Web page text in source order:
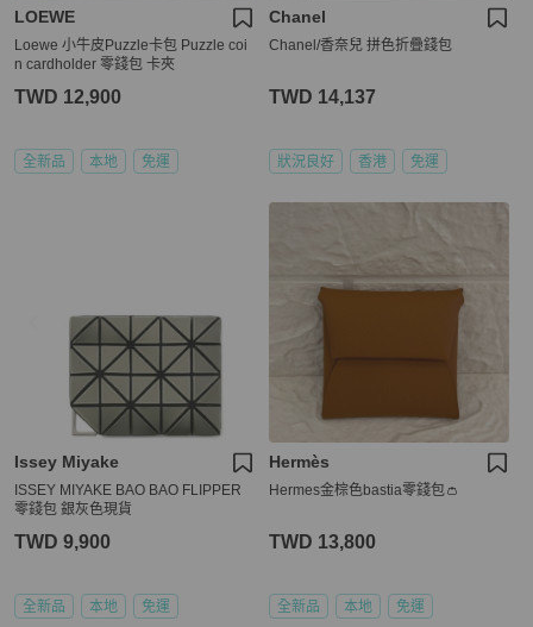
LOEWE
Loewe 小牛皮Puzzle卡包 Puzzle coi
n cardholder 零錢包 卡夾
TWD 12,900
全新品 本地 免運
Chanel
Chanel/香奈兒 拼色折疊錢包
TWD 14,137
狀況良好 香港 免運
Issey Miyake
ISSEY MIYAKE BAO BAO FLIPPER
零錢包 銀灰色現貨
TWD 9,900
全新品 本地 免運
Hermès
Hermes金棕色bastia零錢包👛
TWD 13,800
全新品 本地 免運